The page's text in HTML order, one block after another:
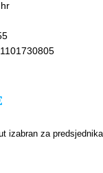
izabran za